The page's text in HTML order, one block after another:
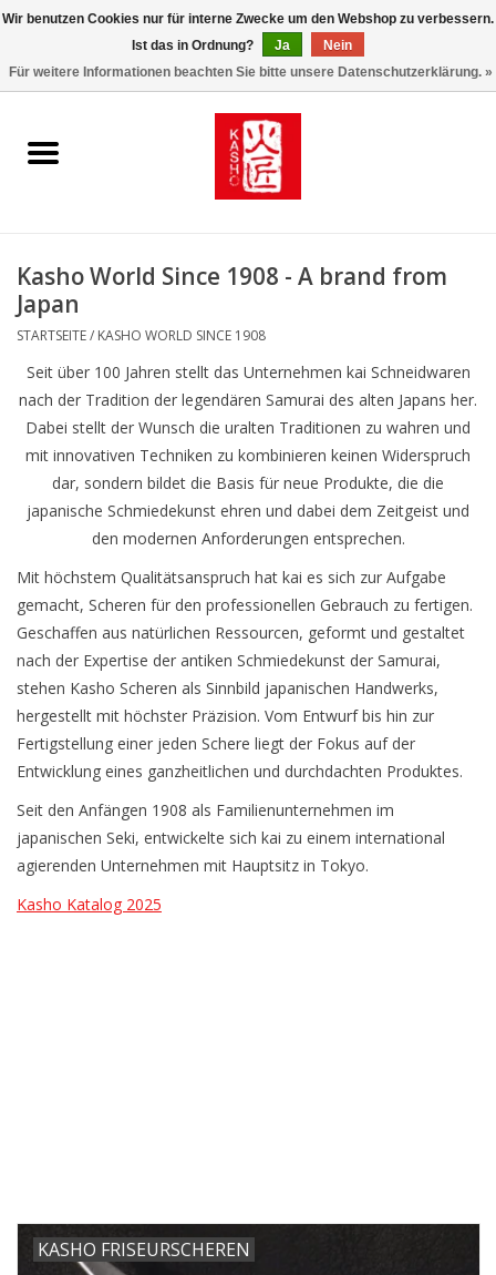
Kasho World Since 1908
Taschen/Halfter/Holster/
Magnet Board
Lemonwax_Moonbrush
KENT.SALON Brushes
Service/Schliff
zu den besten Preisen
Kasho Desinfektion-
Scherenpflege
Geschenkgutscheine
Kasho World Since 1908 - A brand from
Japan
STARTSEITE/ KASHO WORLD SINCE 1908
Seit über 100 Jahren stellt das Unternehmen kai Schneidwaren
nach der Tradition der legendären Samurai des alten Japans her.
Dabei stellt der Wunsch die uralten Traditionen zu wahren und
mit innovativen Techniken zu kombinieren keinen Widerspruch
dar, sondern bildet die Basis für neue Produkte, die die
japanische Schmiedekunst ehren und dabei dem Zeitgeist und
den modernen Anforderungen entsprechen.
Mit höchstem Qualitätsanspruch hat kai es sich zur Aufgabe
gemacht, Scheren für den professionellen Gebrauch zu fertigen.
Geschaffen aus natürlichen Ressourcen, geformt und gestaltet
nach der Expertise der antiken Schmiedekunst der Samurai,
stehen Kasho Scheren als Sinnbild japanischen Handwerks,
hergestellt mit höchster Präzision. Vom Entwurf bis hin zur
Fertigstellung einer jeden Schere liegt der Fokus auf der
Entwicklung eines ganzheitlichen und durchdachten Produktes.
Seit den Anfängen 1908 als Familienunternehmen im
japanischen Seki, entwickelte sich kai zu einem international
agierenden Unternehmen mit Hauptsitz in Tokyo.
Kasho Katalog 2025
KASHO FRISEURSCHEREN
Wir benutzen Cookies nur für interne Zwecke um den Webshop zu verbessern.
Ist das in Ordnung?
Ja
Nein
Für weitere Informationen beachten Sie bitte unsere Datenschutzerklärung. »